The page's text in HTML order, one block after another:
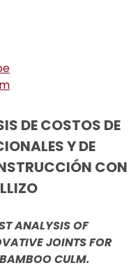
DE COSTOS DE
Y DE
CON
ANALYSIS OF
JOINTS FOR
CULM.